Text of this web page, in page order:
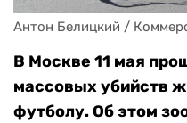
Антон Белицкий /
В Москве 11 мая
массовых убийств
футболу. Об этом